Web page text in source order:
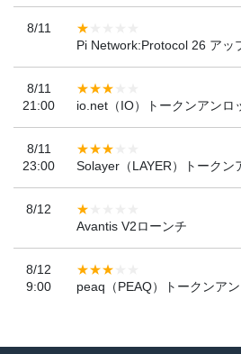
8/11
Pi Network:Protocol 26 アッ
8/11
21:00
io.net（IO）トークンアンロ
8/11
23:00
Solayer（LAYER）トークン
8/12
Avantis V2ローンチ
8/12
9:00
peaq（PEAQ）トークンア